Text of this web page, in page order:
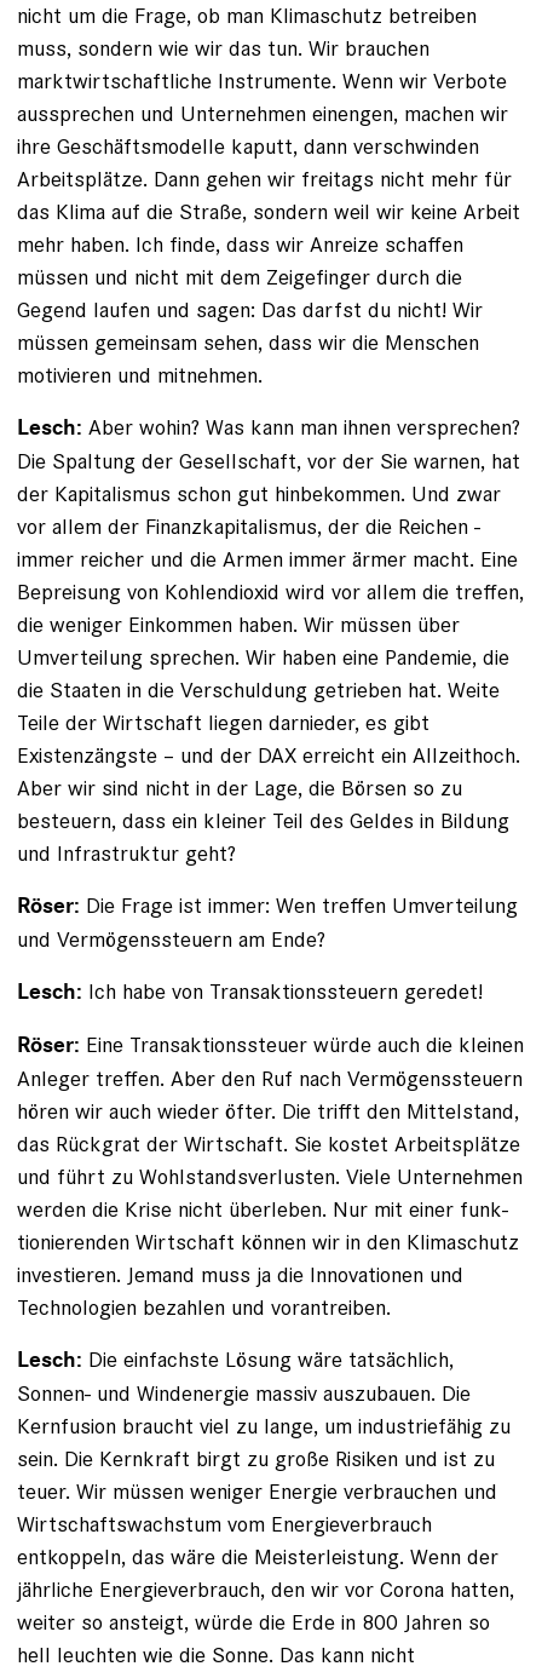
nicht um die Frage, ob man Klimaschutz betreiben
muss, sondern wie wir das tun. Wir brauchen
marktwirtschaftliche ­Instrumente. Wenn wir Verbote
aussprechen und Unter­nehmen einengen, machen wir
ihre Geschäftsmodelle ­kaputt, dann verschwinden
Arbeitsplätze. Dann gehen wir freitags nicht mehr für
das Klima auf die Straße, ­sondern weil wir keine Arbeit
mehr haben. Ich finde, dass wir Anreize schaffen
müssen und nicht mit dem Zeigefinger durch die
Gegend laufen und sagen: Das darfst du nicht! Wir
müssen gemeinsam sehen, dass wir die Menschen
motivieren und mitnehmen.
Lesch: Aber wohin? Was kann man ihnen versprechen?
Die Spaltung der Gesellschaft, vor der Sie warnen, hat
der Kapitalismus schon gut hinbekommen. Und zwar
vor allem der Finanzkapitalismus, der die Reichen ­
immer ­reicher und die Armen immer ärmer macht. Eine
Bepreisung von Kohlendioxid wird vor allem die ­treffen,
die ­weniger Einkommen haben. Wir müssen über
Umver­teilung sprechen. Wir haben eine Pandemie, die
die ­Staaten in die Verschuldung getrieben hat. Weite
Teile der Wirtschaft liegen darnieder, es gibt
Existenzängste – und der DAX erreicht ein Allzeithoch.
Aber wir sind nicht in der Lage, die Börsen so zu
besteuern, dass ein kleiner Teil des Geldes in Bildung
und Infrastruktur geht?
Röser: Die Frage ist immer: Wen treffen Umverteilung
und Vermögenssteuern am Ende?
Lesch: Ich habe von Transaktionssteuern geredet!
Röser: Eine Transaktionssteuer würde auch die kleinen
Anleger treffen. Aber den Ruf nach Vermögenssteuern
hören wir auch wieder öfter. Die trifft den Mittelstand,
das Rückgrat der Wirtschaft. Sie kostet Arbeitsplätze
und führt zu Wohlstandsverlusten. Viele Unternehmen
werden die Krise nicht überleben. Nur mit einer funk­
tionierenden Wirtschaft können wir in den Klimaschutz
investieren. Jemand muss ja die Innovationen und
Techno­logien bezahlen und vorantreiben.
Lesch: Die einfachste Lösung wäre tatsächlich,
Sonnen- und Windenergie massiv auszubauen. Die
Kernfusion braucht viel zu lange, um industriefähig zu
sein. Die Kernkraft birgt zu große Risiken und ist zu
teuer. Wir müssen weniger Energie verbrauchen und
Wirtschaftswachstum vom Energieverbrauch
entkoppeln, das wäre die Meisterleistung. Wenn der
jährliche Energieverbrauch, den wir vor Corona hatten,
weiter so ansteigt, würde die Erde in 800 Jahren so
hell leuchten wie die Sonne. Das kann nicht